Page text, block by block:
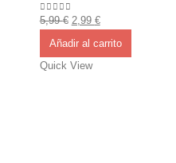
0out of 5
5,99€ El
precio
era:
2,99 €El
precio
Añadir al carrito
Quick View